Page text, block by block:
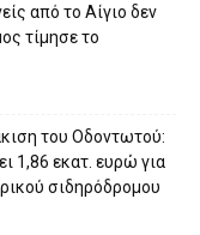
από το Αίγιο δεν
τίμησε το
του Οδοντωτού:
1,86 εκατ. ευρώ για
σιδηρόδρομου